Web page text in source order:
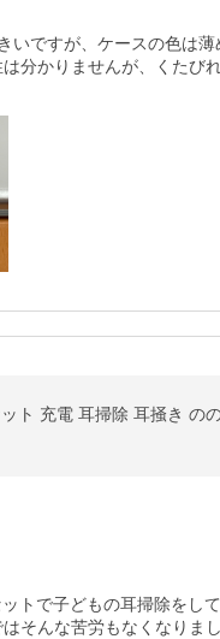
いですが、ケースの色は
分かりませんが、くたび
ト 充電 耳掃除 耳掻き の
トで子どもの耳掃除をし
そんな苦労もなくなりまし